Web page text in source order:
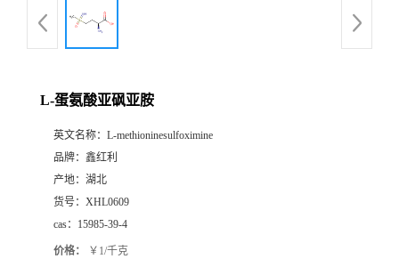
L-蛋氨酸亚砜亚胺
英文名称： L-methioninesulfoximine
品牌： 鑫红利
产地： 湖北
货号： XHL0609
cas： 15985-39-4
价格： ￥1/千克